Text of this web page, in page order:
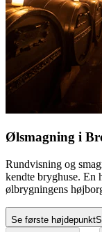
Ølsmagning i
Rundvisning og
kendte bryghuse. En
ølbrygningens
Se første højdepunkt